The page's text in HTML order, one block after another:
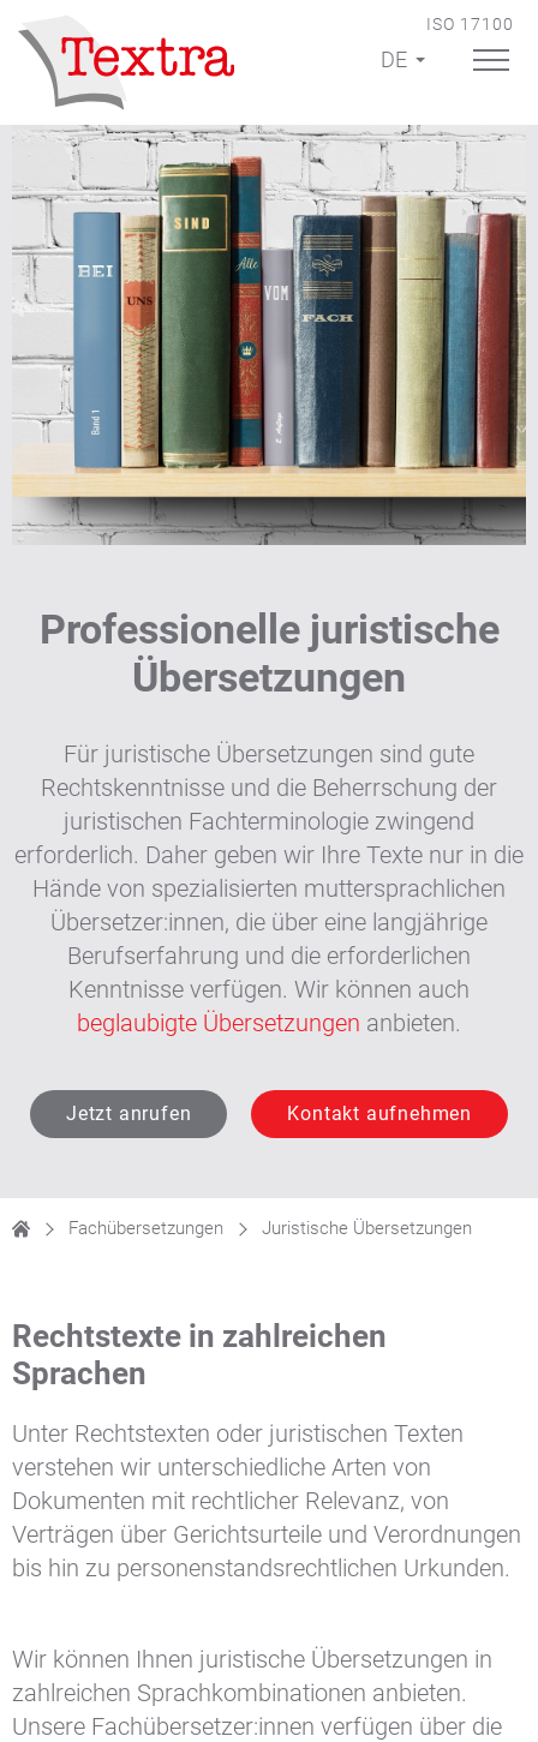
ISO 17100
DE
Professionelle juristische
Übersetzungen
Für juristische Übersetzungen sind gute
Rechtskenntnisse und die Beherrschung der
juristischen Fachterminologie zwingend
erforderlich. Daher geben wir Ihre Texte nur in die
Hände von spezialisierten muttersprachlichen
Übersetzer:innen, die über eine langjährige
Berufserfahrung und die erforderlichen
Kenntnisse verfügen. Wir können auch
beglaubigte Übersetzungen anbieten.
Jetzt anrufen Kontakt aufnehmen
Fachübersetzungen Juristische Übersetzungen
Rechtstexte in zahlreichen
Sprachen
Unter Rechtstexten oder juristischen Texten
verstehen wir unterschiedliche Arten von
Dokumenten mit rechtlicher Relevanz, von
Verträgen über Gerichtsurteile und Verordnungen
bis hin zu personenstandsrechtlichen Urkunden.
Wir können Ihnen juristische Übersetzungen in
zahlreichen Sprachkombinationen anbieten.
Unsere Fachübersetzer:innen verfügen über die